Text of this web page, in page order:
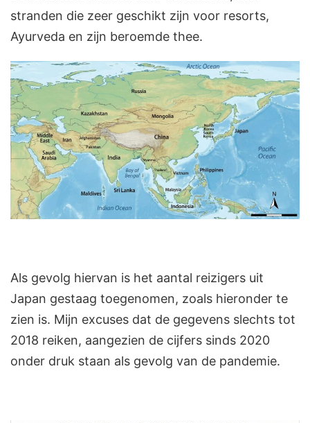
stranden die zeer geschikt zijn voor resorts,
Ayurveda en zijn beroemde thee.
Als gevolg hiervan is het aantal reizigers uit
Japan gestaag toegenomen, zoals hieronder te
zien is. Mijn excuses dat de gegevens slechts tot
2018 reiken, aangezien de cijfers sinds 2020
onder druk staan als gevolg van de pandemie.